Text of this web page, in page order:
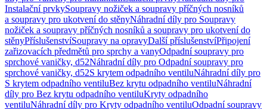
Instalační prvkySoupravy nožiček a soupravy příčných nosníků
a soupravy pro ukotvení do stěnyNáhradní díly pro Soupravy
nožiček a soupravy příčných nosníků a soupravy pro ukotvení do
stěnyPříslušenstvíSoupravy na opravyDalší příslušenstvíPřipojení
zařizovacích předmětů pro sprchy a vanyOdpadní soupravy pro
sprchové vaničky, d52Náhradní díly pro Odpadní soupravy pro
sprchové vaničky, d52S krytem odpadního ventiluNáhradní díly pro
S krytem odpadního ventiluBez krytu odpadního ventiluNáhradní
díly pro Bez krytu odpadního ventiluKryty odpadního
ventiluNáhradní díly pro Kryty odpadního ventiluOdpadní soupravy